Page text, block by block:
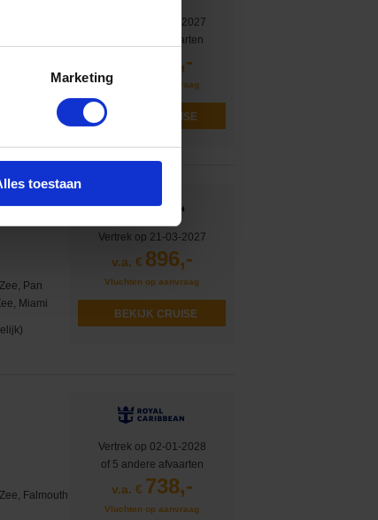
Marketing
toestaan
Cozumel,
Vertrek op 04-04-2027
of 2 andere afvaarten
740,-
Vluchten op aanvraag
BEKIJK CRUISE
Pan
Miami
Vertrek op 21-03-2027
v.a. € 896,-
Vluchten op aanvraag
BEKIJK CRUISE
Falmouth
Vertrek op 02-01-2028
of 5 andere afvaarten
v.a. € 738,-
Vluchten op aanvraag